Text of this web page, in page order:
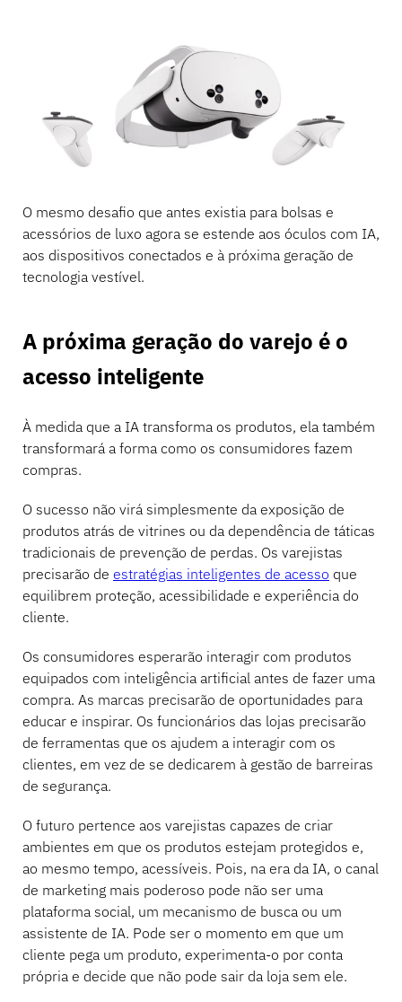
O mesmo desafio que antes existia para bolsas e
acessórios de luxo agora se estende aos óculos com IA,
aos dispositivos conectados e à próxima geração de
tecnologia vestível.
A próxima geração do varejo é o
acesso inteligente
À medida que a IA transforma os produtos, ela também
transformará a forma como os consumidores fazem
compras.
O sucesso não virá simplesmente da exposição de
produtos atrás de vitrines ou da dependência de táticas
tradicionais de prevenção de perdas. Os varejistas
precisarão de estratégias inteligentes de acesso que
equilibrem proteção, acessibilidade e experiência do
cliente.
Os consumidores esperarão interagir com produtos
equipados com inteligência artificial antes de fazer uma
compra. As marcas precisarão de oportunidades para
educar e inspirar. Os funcionários das lojas precisarão
de ferramentas que os ajudem a interagir com os
clientes, em vez de se dedicarem à gestão de barreiras
de segurança.
O futuro pertence aos varejistas capazes de criar
ambientes em que os produtos estejam protegidos e,
ao mesmo tempo, acessíveis. Pois, na era da IA, o canal
de marketing mais poderoso pode não ser uma
plataforma social, um mecanismo de busca ou um
assistente de IA. Pode ser o momento em que um
cliente pega um produto, experimenta-o por conta
própria e decide que não pode sair da loja sem ele.